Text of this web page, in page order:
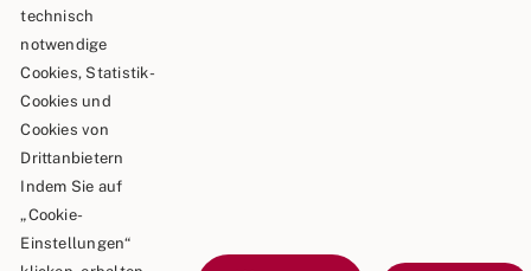
Schäble TEAM GmbH & Co.KG
Goldbergstraße 24
73469 Riesbürg
Telefon: 0 90 81 / 75 73
Telefax: 0 90 81 / 75 52
E-Mail: info@schaeble-team.de
technisch
notwendige
Cookies, Statistik-
Cookies und
Cookies von
Drittanbietern
Indem Sie auf
„Cookie-
Einstellungen“